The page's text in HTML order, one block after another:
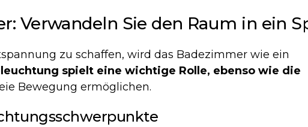
Verwandeln Sie den Raum in ein
zu schaffen, wird das Badezimmer wie ein
spielt eine wichtige Rolle, ebenso wie die
Bewegung ermöglichen.